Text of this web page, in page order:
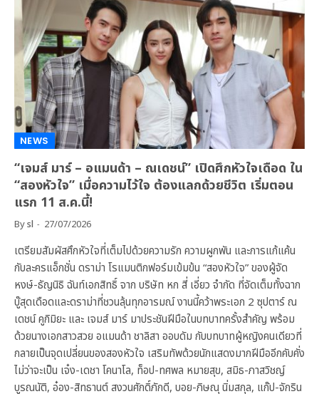
NEWS
“เจมส์ มาร์ – อแมนด้า – ณเดชน์” เปิดศึกหัวใจเดือด ใน
“สองหัวใจ” เมื่อความไว้ใจ ต้องแลกด้วยชีวิต เริ่มตอน
แรก 11 ส.ค.นี้!
Bysl 27/07/2026
เตรียมสัมผัสศึกหัวใจที่เต็มไปด้วยความรัก ความผูกพัน และการแก้แค้น
กับละครแอ็กชั่น ดราม่า โรแมนติกฟอร์มเข้มข้น “สองหัวใจ” ของผู้จัด
หงษ์-ธัญนิธิ ฉันท์เอกสิทธิ์ จาก บริษัท หก สี่ เอี่ยว จำกัด ที่จัดเต็มทั้งฉาก
บู๊สุดเดือดและดราม่าที่ชวนลุ้นทุกอารมณ์ งานนี้คว้าพระเอก 2 ซุปตาร์ ณ
เดชน์ คูกิมิยะ และ เจมส์ มาร์ มาประชันฝีมือในบทบาทครั้งสำคัญ พร้อม
ด้วยนางเอกสาวสวย อแมนด้า ชาลิสา ออบดัม กับบทบาทผู้หญิงคนเดียวที่
กลายเป็นจุดเปลี่ยนของสองหัวใจ เสริมทัพด้วยนักแสดงมากฝีมืออีกคับคั่ง
ไม่ว่าจะเป็น เจ๋ง-เดชา โคนาโล, ท็อป-ทศพล หมายสุข, สมิธ-ภาสวิชญ์
บูรณนัติ, อ๋อง-สิทธานต์ สงวนศักดิ์ภักดี, บอย-ภิษณุ นิ่มสกุล, แก๊ป-จักริน